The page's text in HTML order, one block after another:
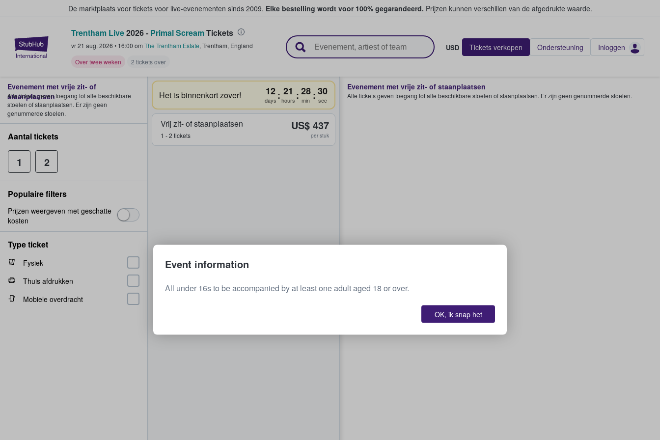
De marktplaats voor tickets voor live-evenementen sinds 2009. Elke bestelling wordt voor 100% gegarandeerd. Prijzen kunnen verschillen van de afgedrukte waarde.
StubHub: waar fans tickets kopen en verkopen
Trentham Live2026 - Primal ScreamTickets
vr 21 aug. 2026 • 16:00 om The Trentham Estate, Trentham, England
Over twee weken
2 tickets over
USD Tickets verkopen Ondersteuning Inloggen
Het is binnenkort zover! 12
days : 21
hours :28
min :30
sec
Vrij zit- of staanplaatsen
1 - 2 tickets
US$ 437
per stuk
Evenement met vrije zit- of staanplaatsen
Alle tickets geven toegang tot alle beschikbare stoelen of staanplaatsen. Er zijn geen genummerde stoelen.
Evenement met vrije zit- of
staanplaatsen
Alle tickets geven toegang tot alle beschikbare
stoelen of staanplaatsen. Er zijn geen
genummerde stoelen.
Aantal tickets
1 2
Populaire filters
Prijzen weergeven met geschatte
kosten
Type ticket
Fysiek
Thuis afdrukken
Mobiele overdracht
Event information
All under 16s to be accompanied by at least one adult aged 18 or over.
OK, ik snap het